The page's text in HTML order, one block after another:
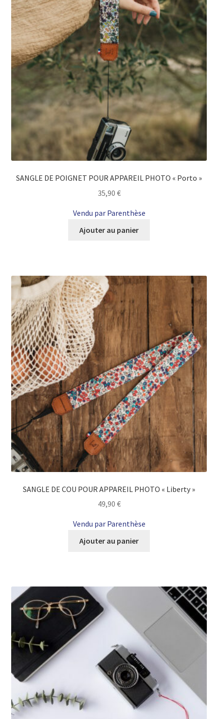
SANGLE DE POIGNET POUR APPAREIL PHOTO « Porto »
35,90 €
Vendu par Parenthèse
Ajouter au panier
SANGLE DE COU POUR APPAREIL PHOTO « Liberty »
49,90 €
Vendu par Parenthèse
Ajouter au panier